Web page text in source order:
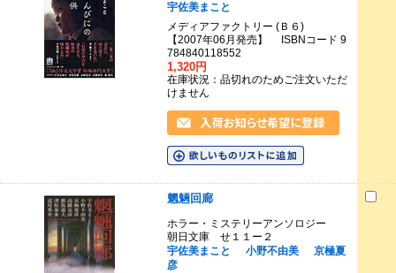
宇佐美まこと
メディアファクトリー (Ｂ６)
【2007年06月発売】 ISBNコード 9
784840118552
1,320円
在庫状況：品切れのためご注文いただ
けません
魍魎回廊
ホラー・ミステリーアンソロジー
朝日文庫 せ１１ー２
宇佐美まこと
小野不由美
京極夏
彦